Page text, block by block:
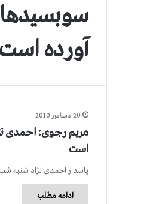
آورده است
20 دسامبر 2010
مریم رجوی: احمدی
است
پاسدار احمدی نژاد شنبه شب ۲۷آذر اعلام کرد قانون ضد مردمی حذف سوبسیدها از روز بعد به اجرا در خواهد…
ادامه مطلب